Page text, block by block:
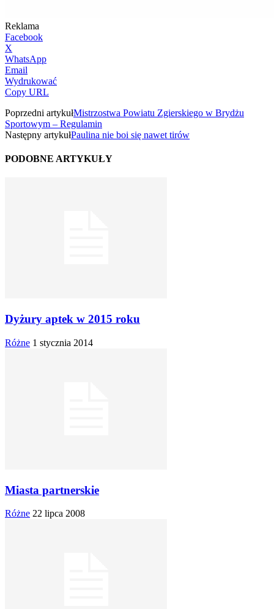
Reklama
Facebook
X
WhatsApp
Email
Wydrukować
Copy URL
Poprzedni artykułMistrzostwa Powiatu Zgierskiego w Brydżu
Sportowym – Regulamin
Następny artykułPaulina nie boi się nawet tirów
PODOBNE ARTYKUŁY
Dyżury aptek w 2015 roku
Różne 1 stycznia 2014
Miasta partnerskie
Różne 22 lipca 2008